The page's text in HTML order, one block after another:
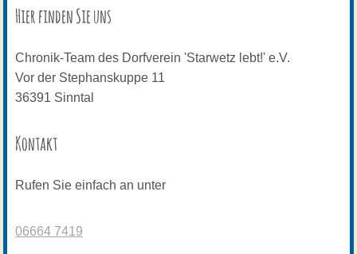
Hier finden Sie uns
Chronik-Team des Dorfverein 'Starwetz lebt!' e.V.
Vor der Stephanskuppe 11
36391 Sinntal
Kontakt
Rufen Sie einfach an unter
06664 7419